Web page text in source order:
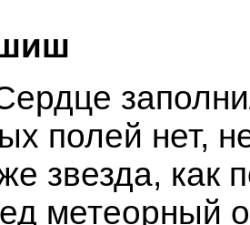
полей нет,
звезда, как
метеорный